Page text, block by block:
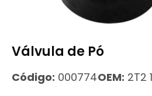
Válvula de Pó
Código: 000774OEM: 2T2